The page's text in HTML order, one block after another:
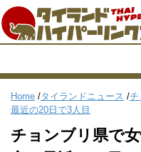
Home /タイランドニュース /チ
最近の20日で3人目
チョンブリ県で